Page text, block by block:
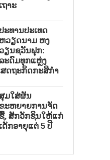
ເຖາະ
ະທານປະເທດ
ຫວຽດນາມ ຫງ
ວຽນຊວັນຟຸກ:
ະດົມທຸກແຫຼ່ງ
ສດຖະກິດກະສິກຳ
ມໃສ່ຜັນ
ຂະຫຍາຍການຈັດ
ຊື້, ສັກວັກຊິນໃຫ້ແກ່
ເດັກອາຍຸແຕ່ 5 ປີ